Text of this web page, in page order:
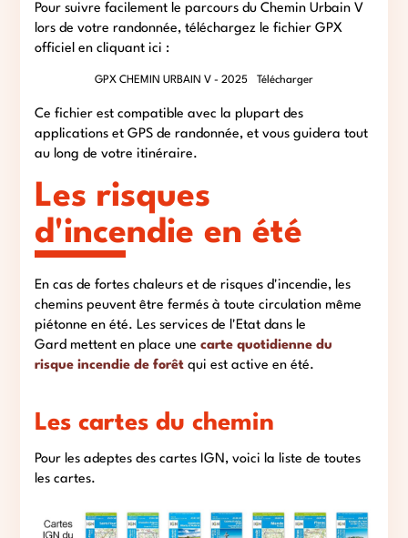
Pour suivre facilement le parcours du Chemin Urbain V
lors de votre randonnée, téléchargez le fichier GPX
officiel en cliquant ici :
GPX CHEMIN URBAIN V - 2025 Télécharger
Ce fichier est compatible avec la plupart des
applications et GPS de randonnée, et vous guidera tout
au long de votre itinéraire.
Les risques
d'incendie en été
En cas de fortes chaleurs et de risques d'incendie, les
chemins peuvent être fermés à toute circulation même
piétonne en été. Les services de l'Etat dans le
Gard mettent en place unecarte quotidienne du
risque incendie de forêt qui est active en été.
Les cartes du chemin
Pour les adeptes des cartes IGN, voici la liste de toutes
les cartes.